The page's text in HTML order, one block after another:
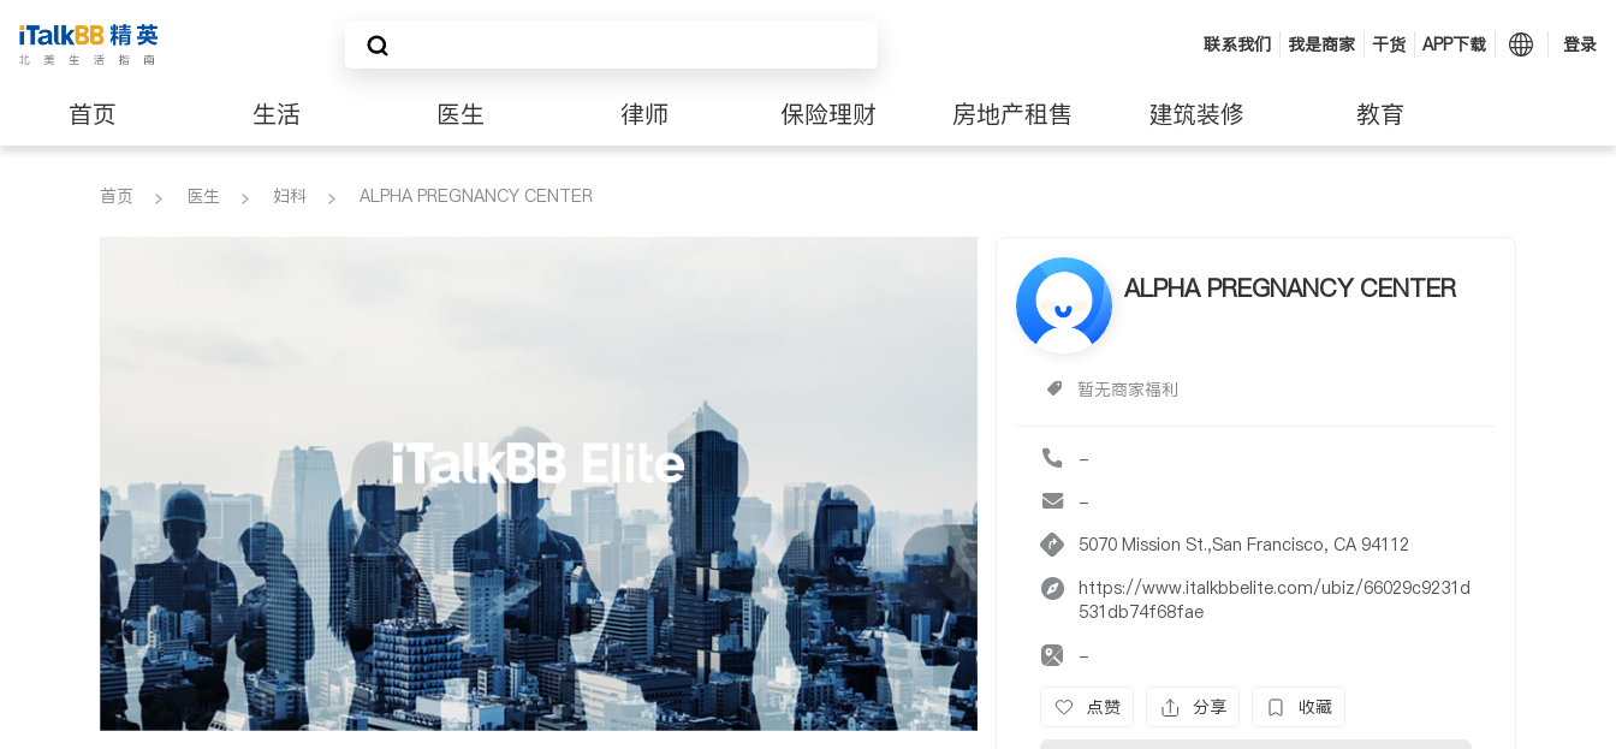
联系我们 我是商家 干货 APP下载 登录
首页 生活 医生 律师 保险理财 房地产租售 建筑装修 教育
养老 非盈利组织
首页 医生 妇科 ALPHA PREGNANCY CENTER
ALPHA PREGNANCY CENTER
暂无商家福利
-
-
5070 Mission St.,San Francisco, CA 94112
https://www.italkbbelite.com/ubiz/66029c9231d
531db74f68fae
-
点赞 分享 收藏